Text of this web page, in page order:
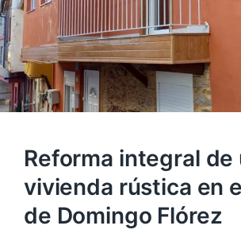
Reforma integral de
vivienda rústica en
de Domingo Flórez